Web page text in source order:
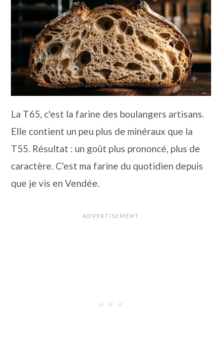
La T65, c'est la farine des boulangers artisans.
Elle contient un peu plus de minéraux que la
T55. Résultat : un goût plus prononcé, plus de
caractère. C'est ma farine du quotidien depuis
que je vis en Vendée.